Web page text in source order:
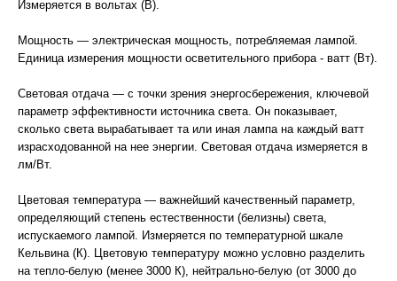
Измеряется в вольтах (В).
Мощность — электрическая мощность, потребляемая лампой.
Единица измерения мощности осветительного прибора - ватт (Вт).
Световая отдача — с точки зрения энергосбережения, ключевой
параметр эффективности источника света. Он показывает,
сколько света вырабатывает та или иная лампа на каждый ватт
израсходованной на нее энергии. Световая отдача измеряется в
лм/Вт.
Цветовая температура — важнейший качественный параметр,
определяющий степень естественности (белизны) света,
испускаемого лампой. Измеряется по температурной шкале
Кельвина (К). Цветовую температуру можно условно разделить
на тепло-белую (менее 3000 К), нейтрально-белую (от 3000 до